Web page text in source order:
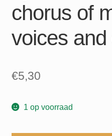
chorus of
voices
€5,30
1 op voorraad